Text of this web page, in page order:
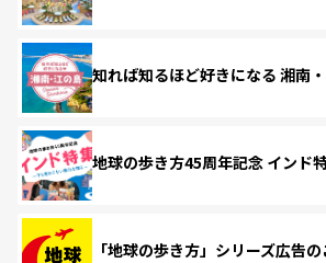
知れば知るほど好きになる 湘南
地球の歩き方45周年記念 インド
「地球の歩き方」シリーズ広告